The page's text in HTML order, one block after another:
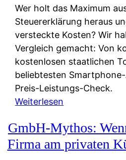
u
n
f
t
e
i
e
W
e
r
t
e
m
M
I
R
:
W
e
u
Wer holt das Maximum
Steuererklärung heraus
versteckte Kosten? Wir
Vergleich gemacht: Von
kostenlosen staatlichen
beliebtesten
Preis-Leistungs-Check.
Weiterlesen
t
e
u
GmbH-Mythos:
Firma am privaten